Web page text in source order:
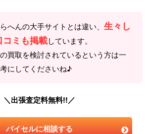
へんの大手サイトとは違い、 生々し
コミも掲載しています。
買取を検討されているという方は一
にしてくださいね♪
＼出張査定料無料!!／
バイセルに相談する